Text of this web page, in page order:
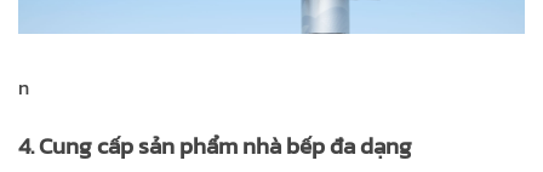
n
4. Cung cấp sản phẩm nhà bếp đa dạng